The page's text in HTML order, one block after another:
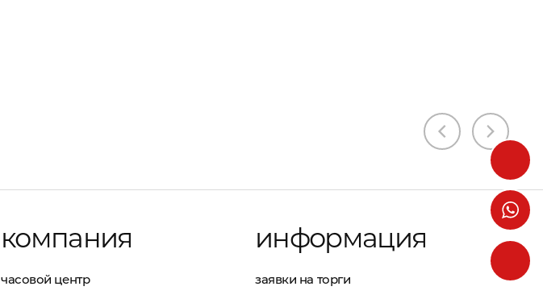
компания
часовой центр
информация
заявки на торги